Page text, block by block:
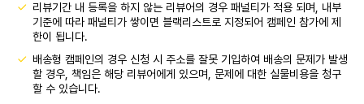
리뷰기간 내 등록을 하지 않는 리뷰어의 경우 패널티가 적용 되며, 내부
기준에 따라 패널티가 쌓이면 블랙리스트로 지정되어 캠페인 참가에 제
한이 됩니다.
배송형 캠페인의 경우 신청 시 주소를 잘못 기입하여 배송의 문제가 발생
할 경우, 책임은 해당 리뷰어에게 있으며, 문제에 대한 실물비용을 청구
할 수 있습니다.